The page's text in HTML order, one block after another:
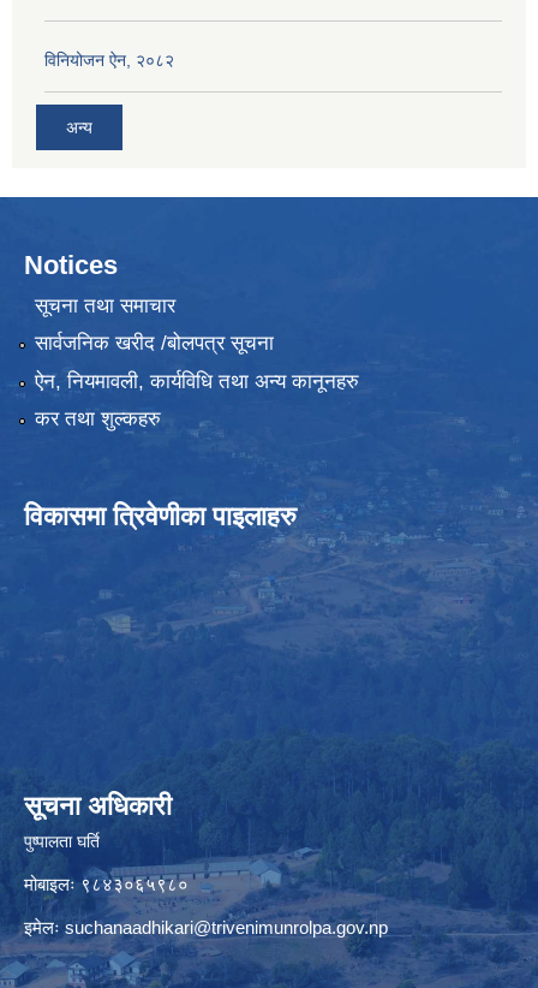
विनियोजन ऐन, २०८२
अन्य
Notices
सूचना तथा समाचार
सार्वजनिक खरीद /बोलपत्र सूचना
ऐन, नियमावली, कार्यविधि तथा अन्य कानूनहरु
कर तथा शुल्कहरु
विकासमा त्रिवेणीका पाइलाहरु
सूचना अधिकारी
पुष्पालता घर्ति
मोबाइलः ९८४३०६५९८०
इमेलःsuchanaadhikari@trivenimunrolpa.gov.np